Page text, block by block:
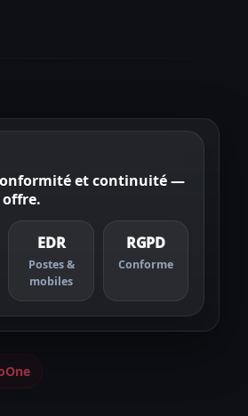
et continuité —
offre.
EDR
Postes &
mobiles
RGPD
Conforme